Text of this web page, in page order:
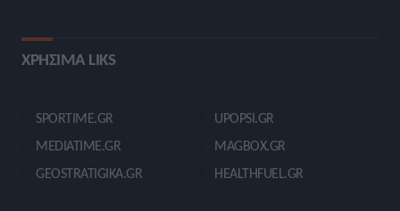
ΧΡΗΣΙΜΑ LIKS
SPORTIME.GR
MEDIATIME.GR
GEOSTRATIGIKA.GR
UPOPSI.GR
MAGBOX.GR
HEALTHFUEL.GR